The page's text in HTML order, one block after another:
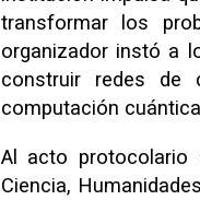
transformar los
organizador instó a
construir redes de
computación
Al acto protocolario
Ciencia,